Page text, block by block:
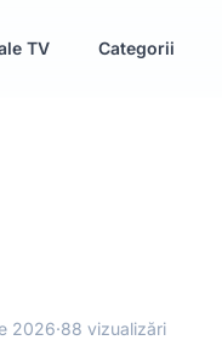
TV Categorii
2026·88 vizualizări